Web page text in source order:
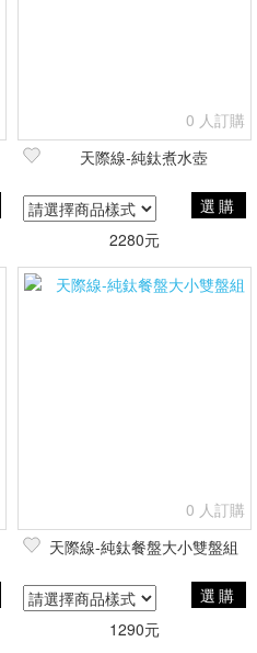
0 人訂購
天際線-純鈦煮水壺
選購
2280元
0 人訂購
天際線-純鈦餐盤大小雙盤組
選購
1290元